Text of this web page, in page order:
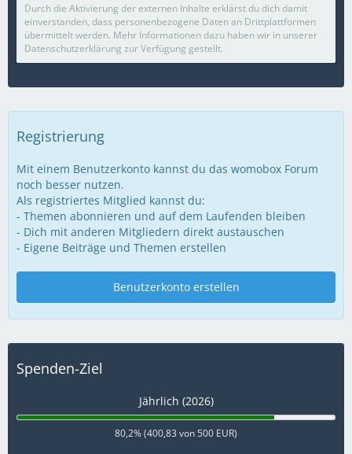
Durch die Aktivierung der externen Inhalte erklärst du dich damit
einverstanden, dass personenbezogene Daten an Drittplattformen
übermittelt werden. Mehr Informationen dazu haben wir in unserer
Datenschutzerklärung zur Verfügung gestellt.
Registrierung
Mit einem Benutzerkonto kannst du das womobox Forum
noch besser nutzen.
Als registriertes Mitglied kannst du:
- Themen abonnieren und auf dem Laufenden bleiben
- Dich mit anderen Mitgliedern direkt austauschen
- Eigene Beiträge und Themen erstellen
Benutzerkonto erstellen
Spenden-Ziel
Jährlich (2026)
80,2% (400,83 von 500 EUR)